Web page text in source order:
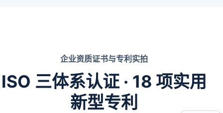
企业资质证书与专利实拍
ISO 三体系认证 · 18 项实用
新型专利